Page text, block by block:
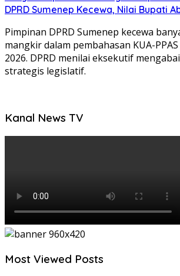
DPRD Sumenep Kecewa, Nilai Bupati
Pimpinan DPRD Sumenep kecewa
mangkir dalam pembahasan KUA-
2026. DPRD menilai eksekutif
strategis legislatif.
Kanal News TV
Most Viewed Posts